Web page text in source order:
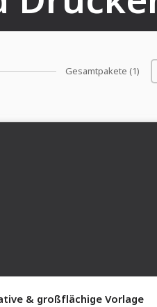
Gesamtpakete (1)
& großflächige Vorlage